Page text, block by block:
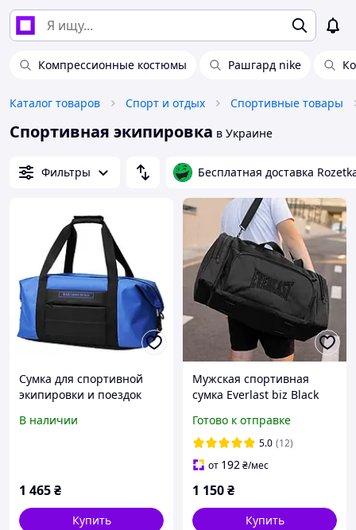
Компрессионные костюмы Рашгард nike
Каталог товаров Спорт и отдых Спортивные товары
Спортивная экипировка в Украине
Фильтры Бесплатная доставка
Сумка для спортивной
экипировки и поездок
born to win
В наличии
1 465₴
Купить
Мужская спортивная
сумка Everlast biz Black
тренировок и экипировки
на 60 литров
Готово к отправке
5.0 (12)
от 192₴/мес
1 150₴
Купить